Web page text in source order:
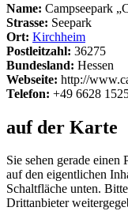
Name: Campseepark
Strasse: Seepark
Ort: Kirchheim
Postleitzahl: 36275
Bundesland: Hessen
Webseite: http://
Telefon: +49 6628
auf der Karte
Sie sehen gerade einen
auf den eigentlichen
Schaltfläche unten.
Drittanbieter